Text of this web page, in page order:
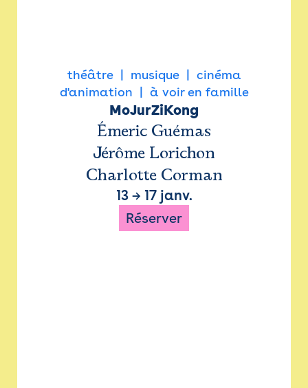
théâtre musique
cinéma
d'animation
à voir en famille
MoJurZiKong
Émeric Guémas
Jérôme Lorichon
Charlotte Corman
13→ 17 janv.
Réserver